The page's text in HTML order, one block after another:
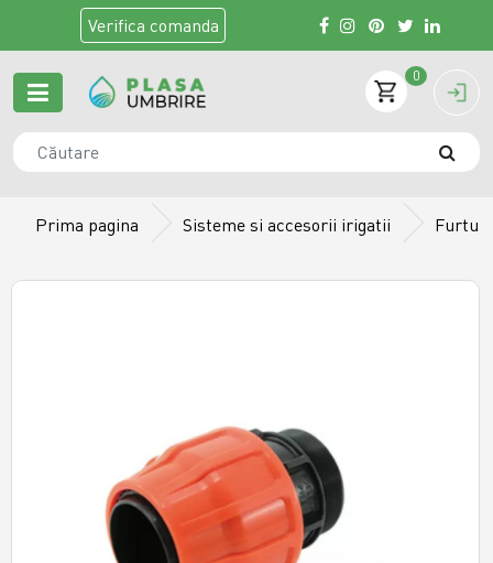
Verifica comanda
0
Prima pagina Sisteme si accesorii irigatii Furtun